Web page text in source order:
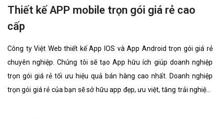
Thiết kế APP mobile trọn gói giá rẻ cao
cấp
Công ty Việt Web thiết kế App IOS và App Android trọn gói giá rẻ
chuyên nghiệp. Chúng tôi sẽ tạo App hữu ích giúp doanh nghiệp
trọn gói giá rẻ tối ưu hiệu quả bán hàng cao nhất. Doanh nghiệp
trọn gói giá rẻ của bạn sẽ sở hữu app đẹp, ưu việt, tăng trải nghiệm